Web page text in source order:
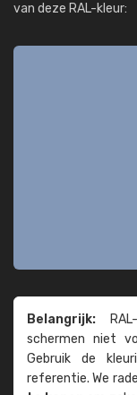
van deze RAL-kleur:
Belangrijk:
schermen niet
Gebruik de
referentie. We